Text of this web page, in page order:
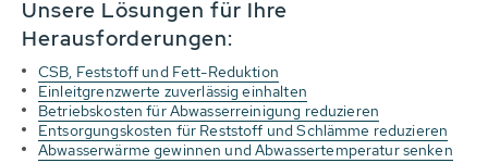
Unsere Lösungen für Ihre
Herausforderungen:
CSB, Feststoff und Fett-Reduktion
Einleitgrenzwerte zuverlässig einhalten
Betriebskosten für Abwasserreinigung reduzieren
Entsorgungskosten für Reststoff und Schlämme reduzieren
Abwasserwärme gewinnen und Abwassertemperatur senken